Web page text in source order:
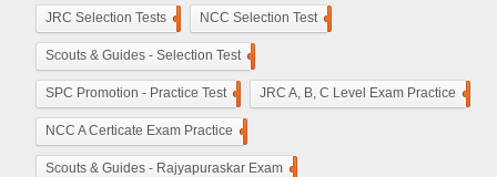
JRC Selection Tests NCC Selection Test
Scouts & Guides - Selection Test
SPC Promotion - Practice Test JRC A, B, C Level Exam Practice
NCC A Certicate Exam Practice
Scouts & Guides - Rajyapuraskar Exam